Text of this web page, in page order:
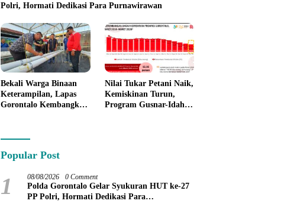
Polri, Hormati Dedikasi Para Purnawirawan
Bekali Warga Binaan
Keterampilan, Lapas
Gorontalo Kembangkan
Nilai Tukar Petani Naik,
Kemiskinan Turun,
Program Gusnar-Idah
Popular Post
1 08/08/2026 0 Comment
Polda Gorontalo Gelar Syukuran HUT ke-27
PP Polri, Hormati Dedikasi Para